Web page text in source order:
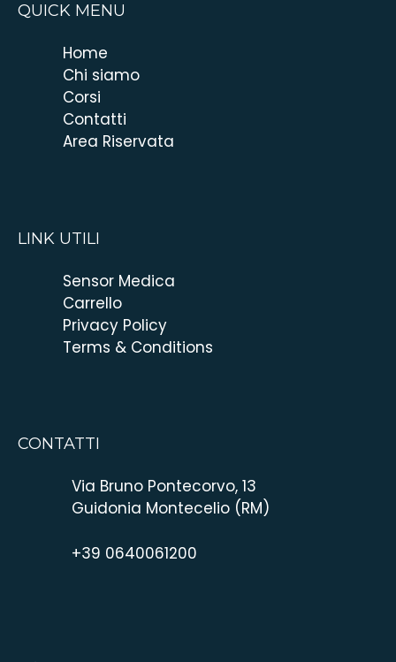
QUICK MENU
Home
Chi siamo
Corsi
Contatti
Area Riservata
LINK UTILI
Sensor Medica
Carrello
Privacy Policy
Terms & Conditions
CONTATTI
Via Bruno Pontecorvo, 13
Guidonia Montecelio (RM)
+39 0640061200